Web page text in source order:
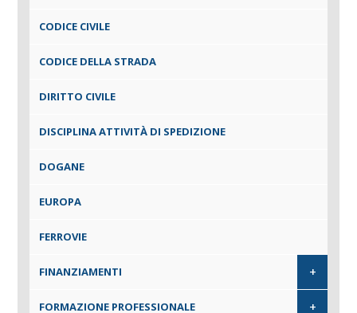
CODICE CIVILE
CODICE DELLA STRADA
DIRITTO CIVILE
DISCIPLINA ATTIVITÀ DI SPEDIZIONE
DOGANE
EUROPA
FERROVIE
FINANZIAMENTI +
FORMAZIONE PROFESSIONALE +